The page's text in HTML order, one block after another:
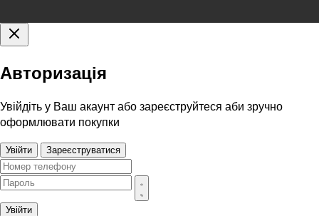
Авторизація
Увійдіть у Ваш акаунт або зареєструйтеся аби зручно
оформлювати покупки
Увійти Зареєструватися
Увійти